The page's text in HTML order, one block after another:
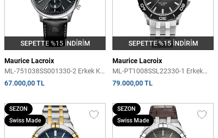
SEPETTE %15 İNDİRİM
Maurice Lacroix
ML-751038SS001330-2 Erkek Kol
Saati
67.000,00 TL
SEPETTE %15 İNDİRİM
Maurice Lacroix
ML-PT1008SSL22330-1 Erkek
Kol Saati
79.000,00 TL
SEZON
Swiss Made
SEZON
Swiss Made